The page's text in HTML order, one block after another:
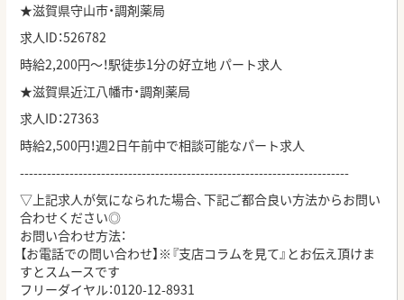
★滋賀県守山市・調剤薬局
求人ID：526782
時給2,200円～！駅徒歩1分の好立地 パート求人
★滋賀県近江八幡市・調剤薬局
求人ID：27363
時給2,500円！週2日午前中で相談可能なパート求人
-------------------------------------------------------------------------
▽上記求人が気になられた場合、下記ご都合良い方法からお問い
合わせください◎
お問い合わせ方法：
【お電話での問い合わせ】※『支店コラムを見て』とお伝え頂けま
すとスムースです
フリーダイヤル：0120-12-8931